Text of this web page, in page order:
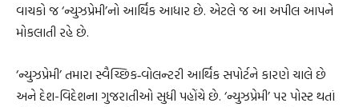
વાચકો જ ‘ન્યુઝપ્રેમી’નો આર્થિક આધાર છે. એટલે જ આ અપીલ આપને
મોકલાતી રહે છે.
‘ન્યુઝપ્રેમી’ તમારા સ્વૈચ્છિક‐વોલન્ટરી આર્થિક સપોર્ટને કારણે ચાલે છે
અને દેશ-વિદેશના ગુજરાતીઓ સુધી પહોંચે છે. ‘ન્યુઝપ્રેમી’ પર પોસ્ટ થતાં